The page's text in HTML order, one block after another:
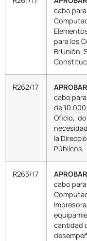
cabo
para los
BºUnión,
R262/17 APROBAR
cabo
de
Oficio,
la
Públicos.-
R263/17 APROBAR
cabo
cantidad